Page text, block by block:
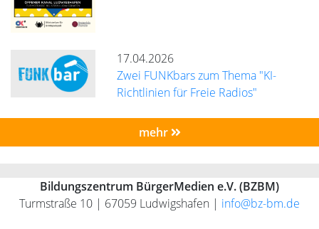
17.04.2026
Zwei FUNKbars zum Thema "KI-
Richtlinien für Freie Radios"
mehr
Bildungszentrum BürgerMedien e.V. (BZBM)
Turmstraße 10 | 67059 Ludwigshafen | info@bz-bm.de